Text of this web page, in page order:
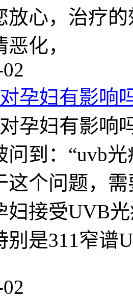
放心，治疗
化，
孕妇有影响
孕妇有影响
问到：“uvb
这个问题，
妇接受UVB
别是311窄谱